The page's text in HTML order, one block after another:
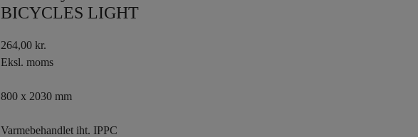
BICYCLES LIGHT
264,00 kr.
Eksl. moms
800 x 2030 mm
Varmebehandlet iht. IPPC